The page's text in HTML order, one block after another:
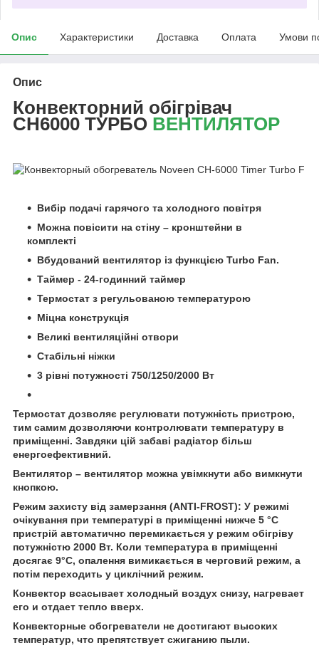
Опис Характеристики Доставка Оплата Умови
Опис
Конвекторний обігрівач
CH6000 ТУРБО ВЕНТИЛЯТОР
Вибір подачі гарячого та холодного повітря
Можна повісити на стіну – кронштейни в
комплекті
Вбудований вентилятор із функцією Turbo Fan.
Таймер - 24-годинний таймер
Термостат з регульованою температурою
Міцна конструкція
Великі вентиляційні отвори
Стабільні ніжки
3 рівні потужності 750/1250/2000 Вт
Термостат дозволяє регулювати потужність пристрою,
тим самим дозволяючи контролювати температуру в
приміщенні. Завдяки цій забаві радіатор більш
енергоефективний.
Вентилятор – вентилятор можна увімкнути або вимкнути
кнопкою.
Режим захисту від замерзання (ANTI-FROST): У режимі
очікування при температурі в приміщенні нижче 5 °C
пристрій автоматично перемикається у режим обігріву
потужністю 2000 Вт. Коли температура в приміщенні
досягає 9°С, опалення вимикається в черговий режим, а
потім переходить у циклічний режим.
Конвектор всасывает холодный воздух снизу, нагревает
его и отдает тепло вверх.
Конвекторные обогреватели не достигают высоких
температур, что препятствует сжиганию пыли.